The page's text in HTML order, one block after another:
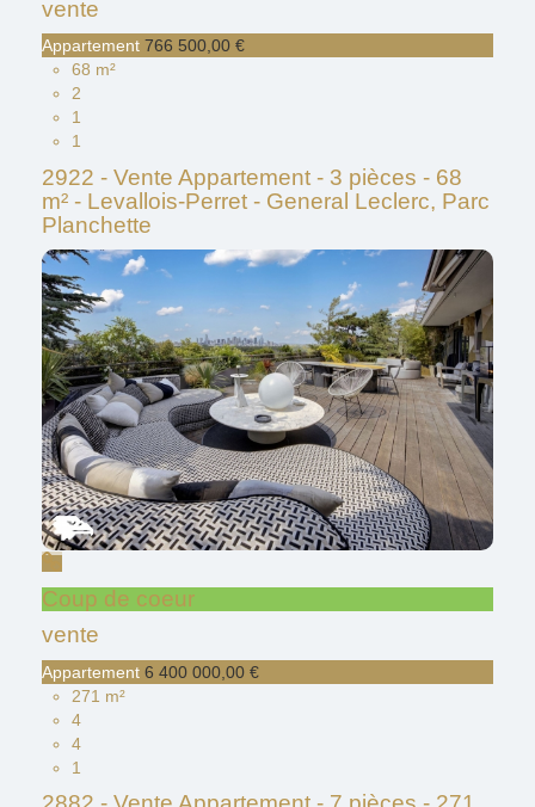
vente
Appartement 766 500,00 €
68 m²
2
1
1
2922 - Vente Appartement - 3 pièces - 68
m² - Levallois-Perret - General Leclerc, Parc
Planchette
Coup de coeur
vente
Appartement 6 400 000,00 €
271 m²
4
4
1